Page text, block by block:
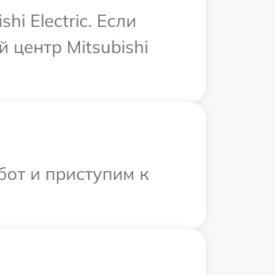
Electric. Если
центр Mitsubishi
и приступим к